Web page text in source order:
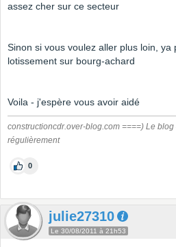
assez cher sur ce secteur
Sinon si vous voulez aller plus loin, ya
lotissement sur bourg-achard
Voila - j'espère vous avoir aidé
constructioncdr.over-blog.com ====) Le
régulièrement
0
julie27310
Le 30/08/2011 à 21h53